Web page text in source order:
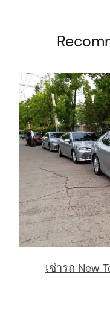
เช่ารถ New